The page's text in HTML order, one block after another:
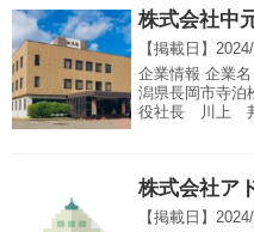
株式会社中
【掲載日】
企業情報 企業
潟県長岡市寺泊
役社長 川上
株式会社ア
【掲載日】